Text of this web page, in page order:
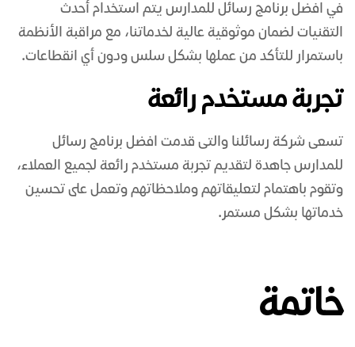
في افضل برنامج رسائل للمدارس يتم استخدام أحدث
التقنيات لضمان موثوقية عالية لخدماتنا، مع مراقبة الأنظمة
باستمرار للتأكد من عملها بشكل سلس ودون أي انقطاعات.
تجربة مستخدم رائعة
تسعى شركة رسائلنا والتى قدمت افضل برنامج رسائل
للمدارس جاهدة لتقديم تجربة مستخدم رائعة لجميع العملاء،
وتقوم باهتمام لتعليقاتهم وملاحظاتهم وتعمل على تحسين
خدماتها بشكل مستمر.
خاتمة